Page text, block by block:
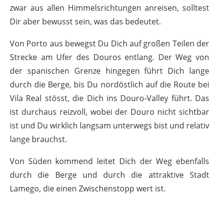
zwar aus allen Himmelsrichtungen anreisen, solltest
Dir aber bewusst sein, was das bedeutet.
Von Porto aus bewegst Du Dich auf großen Teilen der
Strecke am Ufer des Douros entlang. Der Weg von
der spanischen Grenze hingegen führt Dich lange
durch die Berge, bis Du nordöstlich auf die Route bei
Vila Real stösst, die Dich ins Douro-Valley führt. Das
ist durchaus reizvoll, wobei der Douro nicht sichtbar
ist und Du wirklich langsam unterwegs bist und relativ
lange brauchst.
Von Süden kommend leitet Dich der Weg ebenfalls
durch die Berge und durch die attraktive Stadt
Lamego, die einen Zwischenstopp wert ist.